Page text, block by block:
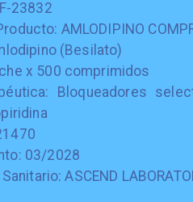
23832
AMLODIPINO
(Besilato)
x 500 comprimidos
Bloqueadores
03/2028
ASCEND